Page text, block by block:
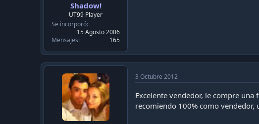
Shadow!
UT99 Player
Se incorporó
15 Agosto 2006
Mensajes
165
3 Octubre 2012
Excelente vendedor, le compre
recomiendo 100% como vendedor,